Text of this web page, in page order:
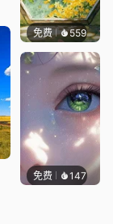
免费 559渔小小
免费 147星梦